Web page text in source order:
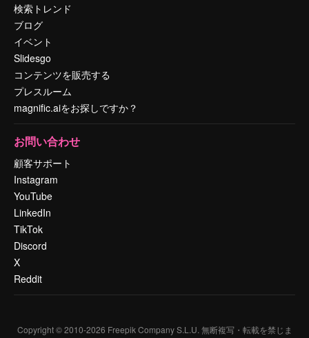
検索トレンド
ブログ
イベント
Slidesgo
コンテンツを販売する
プレスルーム
magnific.aiをお探しですか？
お問い合わせ
顧客サポート
Instagram
YouTube
LinkedIn
TikTok
Discord
X
Reddit
Copyright © 2010-2026 Freepik Company S.L.U. 無断複写・転載を禁じま